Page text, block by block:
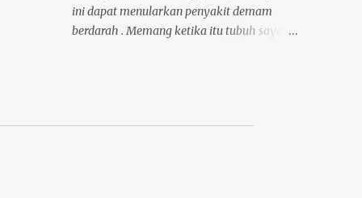
ini dapat menularkan penyakit demam
berdarah . Memang ketika itu tubuh saya